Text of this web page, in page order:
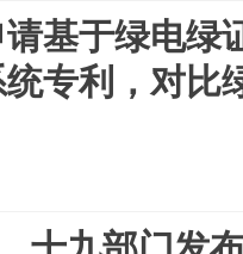
基于绿电绿
专利，对比